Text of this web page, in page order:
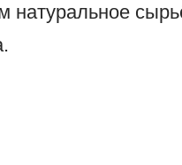
натуральное